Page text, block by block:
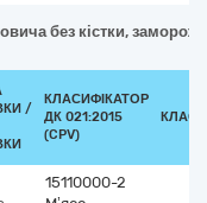
без кістки,
/
КЛАСИФІКАТОР
ДК 021:2015
(CPV)
15110000-2